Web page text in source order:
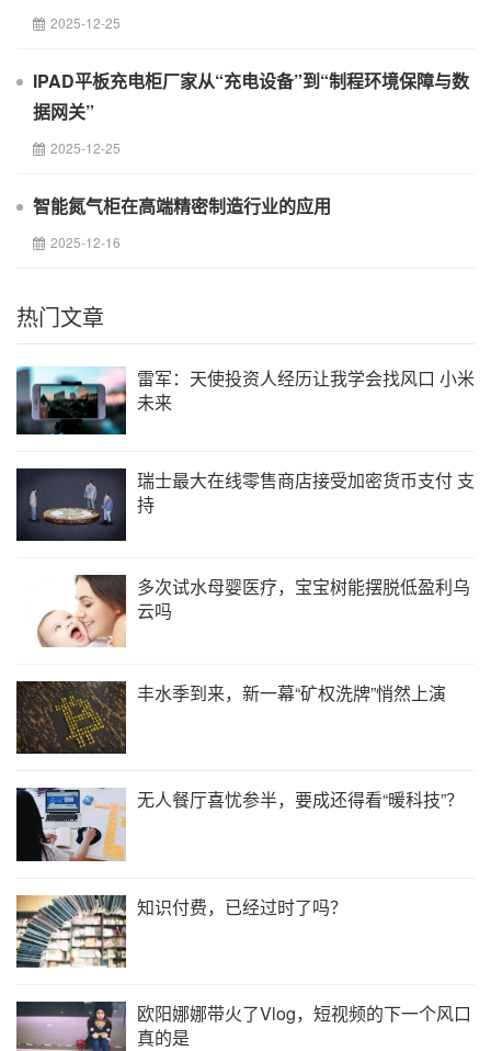
2025-12-25
IPAD平板充电柜厂家从“充电设备”到“制程环境保障与数
据网关”
2025-12-25
智能氮气柜在高端精密制造行业的应用
2025-12-16
热门文章
雷军：天使投资人经历让我学会找风口 小米
未来
瑞士最大在线零售商店接受加密货币支付 支
持
多次试水母婴医疗，宝宝树能摆脱低盈利乌
云吗
丰水季到来，新一幕“矿权洗牌”悄然上演
无人餐厅喜忧参半，要成还得看“暖科技”？
知识付费，已经过时了吗？
欧阳娜娜带火了Vlog，短视频的下一个风口
真的是